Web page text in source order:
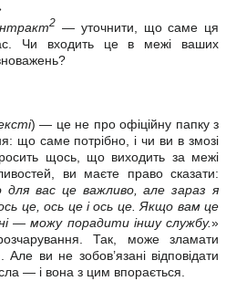
2 — уточнити, що саме ця
Чи входить це в межі ваших
) — це не про офіційну папку з
що саме потрібно, і чи ви в змозі
щось, що виходить за межі
ви маєте право сказати:
вас це важливо, але зараз я
це, ось це і ось це. Якщо вам це
— можу порадити іншу службу.»
Так, може зламати
Але ви не зобов’язані відповідати
— і вона з цим впорається.